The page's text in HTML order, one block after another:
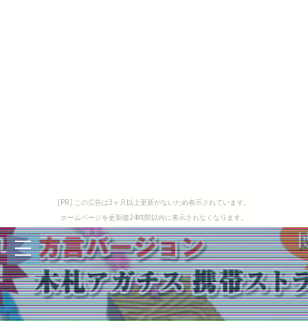
[PR] この広告は3ヶ月以上更新がないため表示されています。
ホームページを更新後24時間以内に表示されなくなります。